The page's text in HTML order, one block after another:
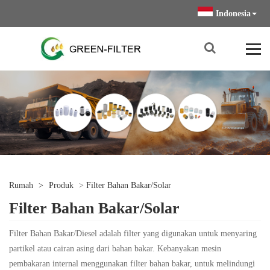
Indonesia
Rumah > Produk > Filter Bahan Bakar/Solar
Filter Bahan Bakar/Solar
Filter Bahan Bakar/Diesel adalah filter yang digunakan untuk menyaring
partikel atau cairan asing dari bahan bakar. Kebanyakan mesin
pembakaran internal menggunakan filter bahan bakar, untuk melindungi